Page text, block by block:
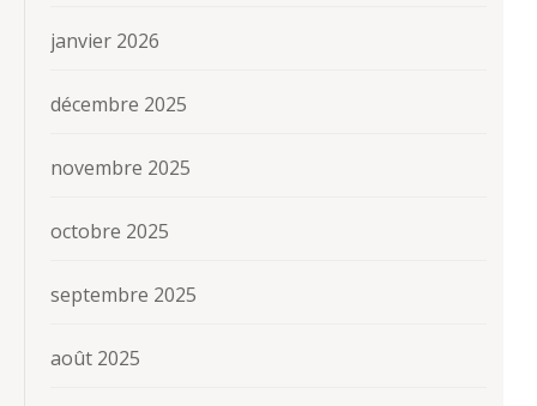
janvier 2026
décembre 2025
novembre 2025
octobre 2025
septembre 2025
août 2025